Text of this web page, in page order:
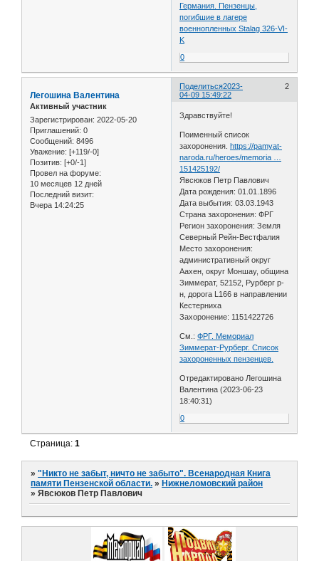
Германия. Пензенцы,
погибшие в лагере
военнопленных Stalag 326-VI-
K
0
Поделиться 2
2023-
04-09 15:49:22
Легошина Валентина
Активный участник
Зарегистрирован: 2022-05-20
Приглашений: 0
Сообщений: 8496
Уважение: [+119/-0]
Позитив: [+0/-1]
Провел на форуме:
10 месяцев 12 дней
Последний визит:
Вчера 14:24:25
Здравствуйте!
Поименный список
захоронения.https://pamyat-
naroda.ru/heroes/memoria …
151425192/
Явсюков Петр Павлович
Дата рождения: 01.01.1896
Дата выбытия: 03.03.1943
Страна захоронения: ФРГ
Регион захоронения: Земля
Северный Рейн-Вестфалия
Место захоронения:
административный округ
Аахен, округ Моншау, община
Зиммерат, 52152, Рурберг р-
н, дорога L166 в направлении
Кестерниха
Захоронение: 1151422726
См.:ФРГ. Мемориал
Зиммерат-Рурберг. Список
захороненных пензенцев.
Отредактировано Легошина
Валентина (2023-06-23
18:40:31)
0
Страница:1
»"Никто не забыт, ничто не забыто". Всенародная Книга
памяти Пензенской области. »Нижнеломовский район
»Явсюков Петр Павлович